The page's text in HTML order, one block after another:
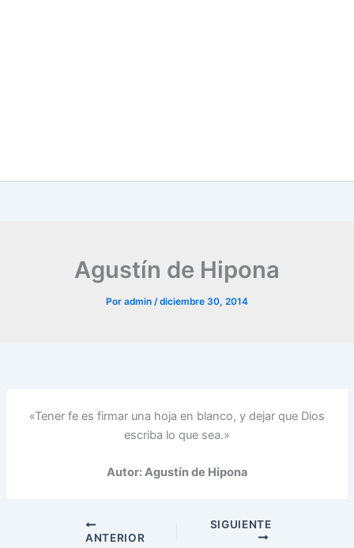
Agustín de Hipona
Por admin /diciembre 30, 2014
«Tener fe es firmar una hoja en blanco, y dejar que Dios
escriba lo que sea.»
Autor: Agustín de Hipona
ANTERIOR
SIGUIENTE